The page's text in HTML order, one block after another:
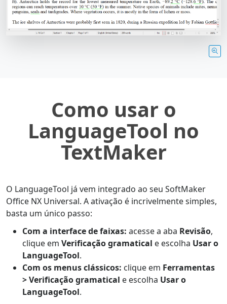
Como usar o
LanguageTool no
TextMaker
O LanguageTool já vem integrado ao seu SoftMaker
Office NX Universal. A ativação é incrivelmente simples,
basta um único passo:
Com a interface de faixas: acesse a aba Revisão,
clique em Verificação gramatical e escolha Usar o
LanguageTool.
Com os menus clássicos: clique em Ferramentas
> Verificação gramatical e escolha Usar o
LanguageTool.